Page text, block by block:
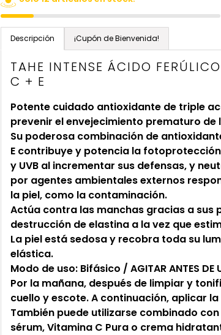
Agregando
tu
de
compra
Descripción ¡Cupón de Bienvenida!
TAHE INTENSE ÁCIDO
C + E
Potente cuidado antioxidante de triple
prevenir el envejecimiento prematuro de
Su poderosa combinación de
E contribuye y potencia la
y UVB al incrementar sus defensas, y
por agentes ambientales externos
la piel, como la contaminación.
Actúa contra las manchas gracias a
destrucción de elastina a la vez que
La piel está sedosa y recobra toda su
elástica.
Modo de uso: Bifásico / AGITAR ANTES DE
Por la mañana, después de limpiar y
cuello y escote. A continuación, aplicar
También puede utilizarse combinado
sérum, Vitamina C Pura o crema